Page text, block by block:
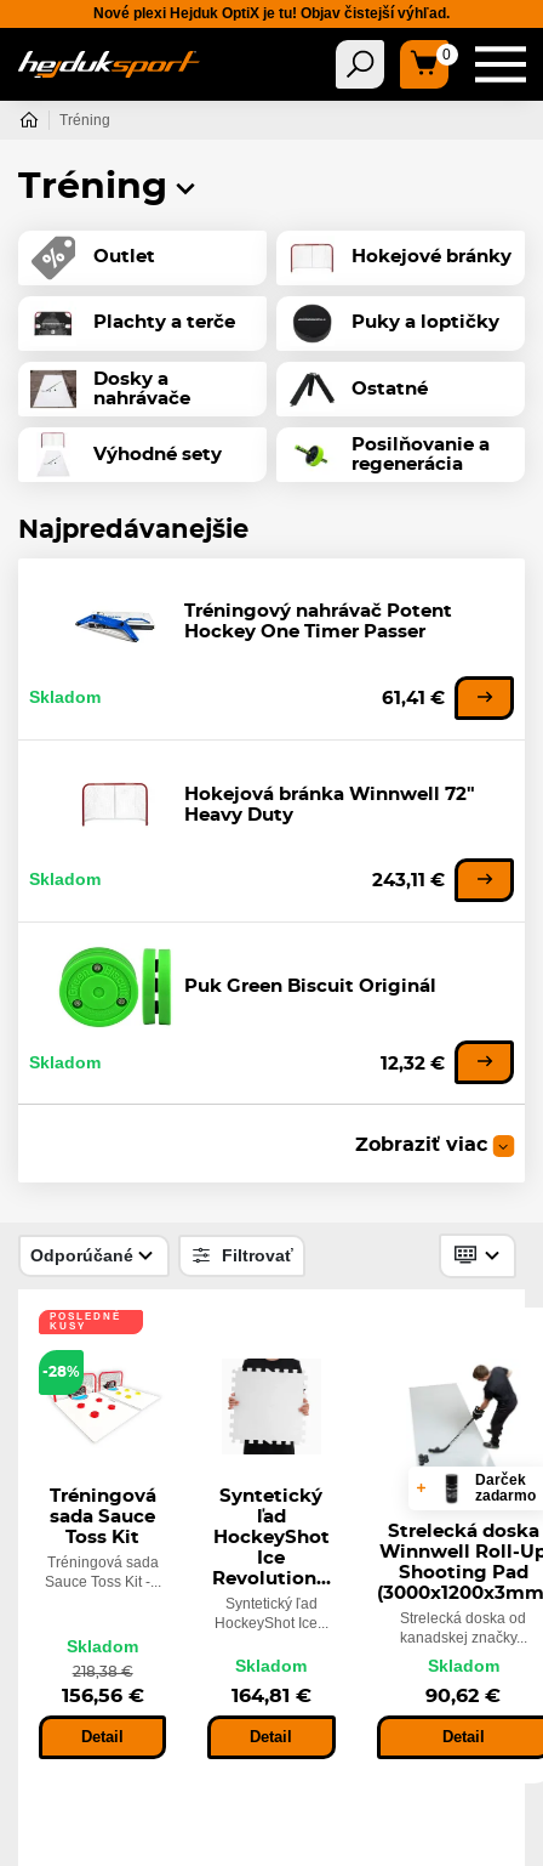
Nové plexi Hejduk OptiX je tu! Objav čistejší výhľad.
0
Tréning
Tréning
Outlet Hokejové bránky
Plachty a terče Puky a loptičky
Dosky a
nahrávače
Ostatné
Výhodné sety
Posilňovanie a
regenerácia
Najpredávanejšie
Tréningový nahrávač Potent
Hockey One Timer Passer
Skladom 61,41 €
Hokejová bránka Winnwell 72"
Heavy Duty
Skladom 243,11 €
Puk Green Biscuit Originál
Skladom 12,32 €
Skladom
Skladom
Zobraziť viac
Odporúčané Filtrovať
POSLEDNÉ
KUSY
-28%
Tréningová
sada Sauce
Toss Kit
Tréningová sada
Sauce Toss Kit -...
Skladom
218,38 €
156,56 €
Detail
Syntetický
ľad
HockeyShot
Ice
Revolution...
Syntetický ľad
HockeyShot Ice...
Skladom
164,81 €
Detail
Darček
zadarmo
Strelecká doska
Winnwell Roll-
Shooting Pad
Strelecká doska od
kanadskej značky...
Skladom
90,62 €
Detail